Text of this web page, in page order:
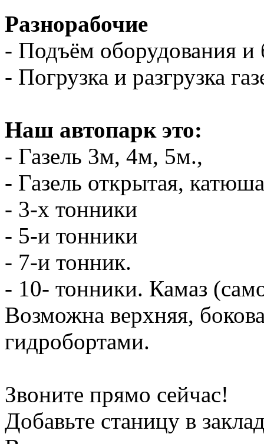
Разнорабочие
- Подъём оборудования и
- Погрузка и разгрузка
Наш автопарк это:
- Газель 3м, 4м, 5м.,
- Газель открытая,
- 3-х тонники
- 5-и тонники
- 7-и тонник.
- 10- тонники. Камаз
Возможна верхняя,
гидробортами.
Звоните прямо сейчас!
Добавьте станицу в